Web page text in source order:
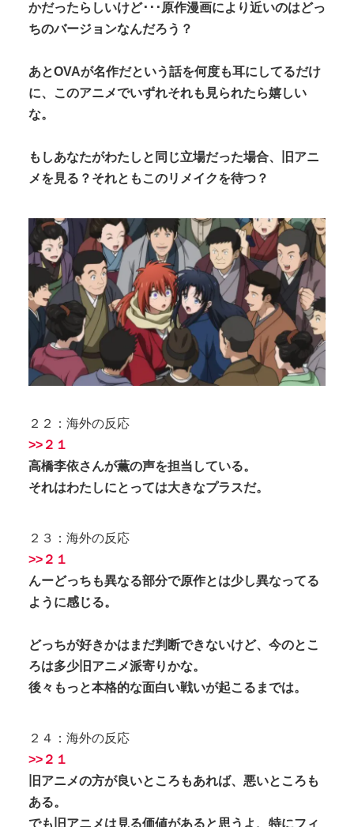
かだったらしいけど･･･原作漫画により近いのはどっ
ちのバージョンなんだろう？
あとOVAが名作だという話を何度も耳にしてるだけ
に、このアニメでいずれそれも見られたら嬉しい
な。
もしあなたがわたしと同じ立場だった場合、旧アニ
メを見る？それともこのリメイクを待つ？
２２：海外の反応
>>２１
高橋李依さんが薫の声を担当している。
それはわたしにとっては大きなプラスだ。
２３：海外の反応
>>２１
んーどっちも異なる部分で原作とは少し異なってる
ように感じる。
どっちが好きかはまだ判断できないけど、今のとこ
ろは多少旧アニメ派寄りかな。
後々もっと本格的な面白い戦いが起こるまでは。
２４：海外の反応
>>２１
旧アニメの方が良いところもあれば、悪いところも
ある。
でも旧アニメは見る価値があると思うよ、特にフィ